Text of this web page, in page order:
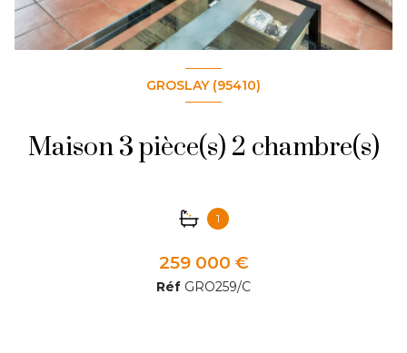
GROSLAY (95410)
Maison 3 pièce(s) 2 chambre(s)
1
259 000 €
Réf GRO259/C